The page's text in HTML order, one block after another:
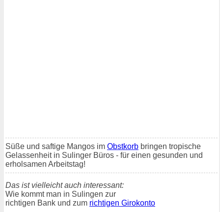
Süße und saftige Mangos im Obstkorb bringen tropische
Gelassenheit in Sulinger Büros - für einen gesunden und
erholsamen Arbeitstag!
Das ist vielleicht auch interessant:
Wie kommt man in Sulingen zur
richtigen Bank und zum richtigen Girokonto